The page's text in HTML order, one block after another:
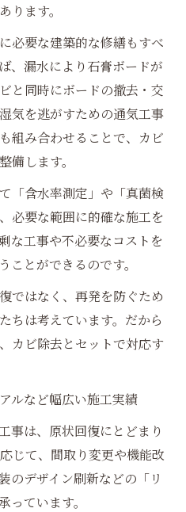
ります。
必要な建築的な修繕もすべ
、漏水により石膏ボードが
と同時にボードの撤去・交
気を逃がすための通気工事
組み合わせることで、カビ
備します。
「含水率測定」や「真菌検
必要な範囲に的確な施工を
な工事や不必要なコストを
ことができるのです。
ではなく、再発を防ぐため
ちは考えています。だから
カビ除去とセットで対応す
ルなど幅広い施工実績
事は、原状回復にとどまり
じて、間取り変更や機能改
のデザイン刷新などの「リ
っています。